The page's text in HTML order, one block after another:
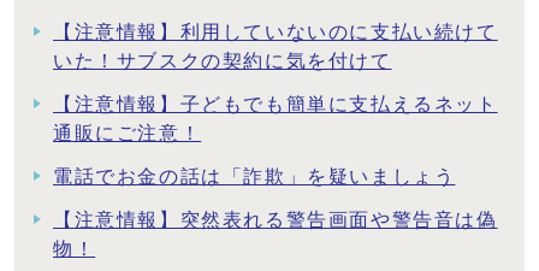
【注意情報】利用していないのに支払い続けて
いた！サブスクの契約に気を付けて
【注意情報】子どもでも簡単に支払えるネット
通販にご注意！
電話でお金の話は「詐欺」を疑いましょう
【注意情報】突然表れる警告画面や警告音は偽
物！